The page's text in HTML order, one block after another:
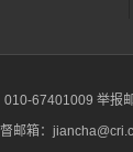
010-67401009 举报
邮箱：